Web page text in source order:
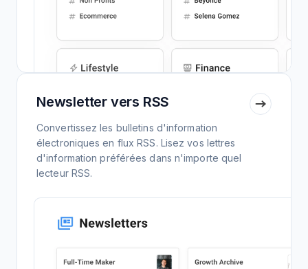
Newsletter vers RSS
Convertissez les bulletins d'information
électroniques en flux RSS. Lisez vos lettres
d'information préférées dans n'importe quel
lecteur RSS.